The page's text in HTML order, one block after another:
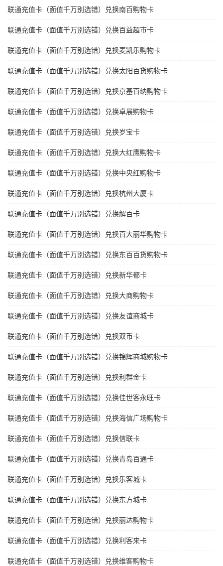
联通充值卡（面值千万别选错）兑换南百购物卡
联通充值卡（面值千万别选错）兑换百益超市卡
联通充值卡（面值千万别选错）兑换麦凯乐购物卡
联通充值卡（面值千万别选错）兑换太阳百货购物卡
联通充值卡（面值千万别选错）兑换京基百纳购物卡
联通充值卡（面值千万别选错）兑换卓展购物卡
联通充值卡（面值千万别选错）兑换岁宝卡
联通充值卡（面值千万别选错）兑换大红鹰购物卡
联通充值卡（面值千万别选错）兑换中央红购物卡
联通充值卡（面值千万别选错）兑换杭州大厦卡
联通充值卡（面值千万别选错）兑换解百卡
联通充值卡（面值千万别选错）兑换百大丽华购物卡
联通充值卡（面值千万别选错）兑换东百百货购物卡
联通充值卡（面值千万别选错）兑换新华都卡
联通充值卡（面值千万别选错）兑换大商购物卡
联通充值卡（面值千万别选错）兑换友谊商城卡
联通充值卡（面值千万别选错）兑换双币卡
联通充值卡（面值千万别选错）兑换锦辉商城购物卡
联通充值卡（面值千万别选错）兑换利群金卡
联通充值卡（面值千万别选错）兑换佳世客永旺卡
联通充值卡（面值千万别选错）兑换海信广场购物卡
联通充值卡（面值千万别选错）兑换信联卡
联通充值卡（面值千万别选错）兑换青岛百通卡
联通充值卡（面值千万别选错）兑换乐客城卡
联通充值卡（面值千万别选错）兑换东方城卡
联通充值卡（面值千万别选错）兑换丽达购物卡
联通充值卡（面值千万别选错）兑换利客来卡
联通充值卡（面值千万别选错）兑换维客购物卡